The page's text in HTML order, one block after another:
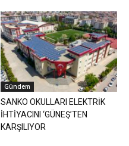
Gündem
SANKO OKULLARI ELEKTRİK
İHTİYACINI ‘GÜNEŞ’TEN
KARŞILIYOR